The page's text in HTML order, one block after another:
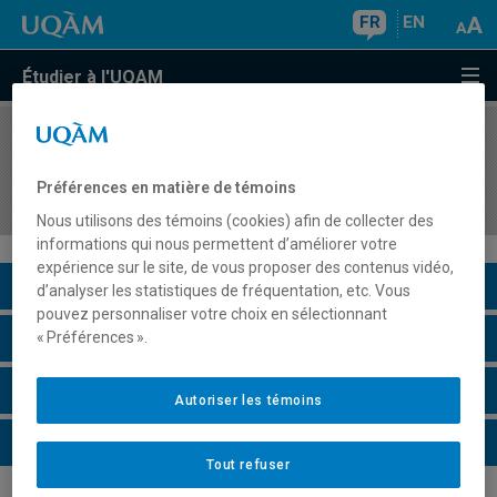
FR EN
Étudier à l'UQAM
COURS//
numérique
Description du cours
Horaire - Été 2026
Horaire - Automne 2026
Horaire - Hiver 2027
Préférences en matière de témoins
Nous utilisons des témoins (cookies) afin de collecter des
informations qui nous permettent d’améliorer votre
expérience sur le site, de vous proposer des contenus vidéo,
d’analyser les statistiques de fréquentation, etc. Vous
pouvez personnaliser votre choix en sélectionnant
« Préférences ».
Tout refuser
Autoriser les témoins